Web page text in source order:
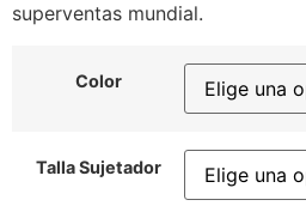
superventas mundial.
Color
Talla Sujetador